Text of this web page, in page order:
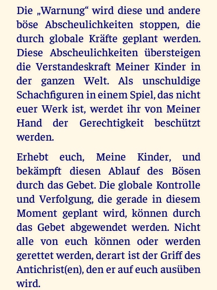
Die „Warnung“ wird diese und andere
böse Abscheulichkeiten stoppen, die
durch globale Kräfte geplant werden.
Diese Abscheulichkeiten übersteigen
die Verstandeskraft Meiner Kinder in
der ganzen Welt. Als unschuldige
Schachfiguren in einem Spiel, das nicht
euer Werk ist, werdet ihr von Meiner
Hand der Gerechtigkeit beschützt
werden.
Erhebt euch, Meine Kinder, und
bekämpft diesen Ablauf des Bösen
durch das Gebet. Die globale Kontrolle
und Verfolgung, die gerade in diesem
Moment geplant wird, können durch
das Gebet abgewendet werden. Nicht
alle von euch können oder werden
gerettet werden, derart ist der Griff des
Antichrist(en), den er auf euch ausüben
wird.